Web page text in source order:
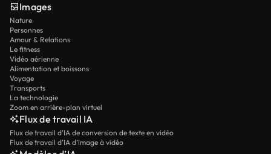
Images
Nature
Personnes
Amour & Relations
Le fitness
Vidéo aérienne
Alimentation et boissons
Voyage
Transports
La technologie
Zoom en arrière-plan virtuel
Flux de travail IA
Flux de travail d’IA de conversion de texte en vidéo
Flux de travail d’IA d’image à vidéo